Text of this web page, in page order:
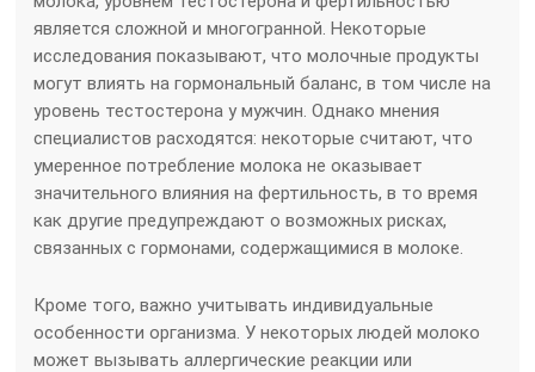
является сложной и многогранной. Некоторые
исследования показывают, что молочные продукты
могут влиять на гормональный баланс, в том числе на
уровень тестостерона у мужчин. Однако мнения
специалистов расходятся: некоторые считают, что
умеренное потребление молока не оказывает
значительного влияния на фертильность, в то время
как другие предупреждают о возможных рисках,
связанных с гормонами, содержащимися в молоке.
Кроме того, важно учитывать индивидуальные
особенности организма. У некоторых людей молоко
может вызывать аллергические реакции или